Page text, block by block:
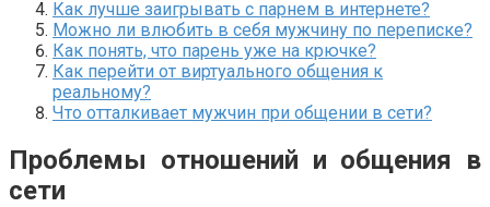
Как лучше заигрывать с парнем в интернете?
Можно ли влюбить в себя мужчину по переписке?
Как понять, что парень уже на крючке?
Как перейти от виртуального общения к
реальному?
Что отталкивает мужчин при общении в сети?
Проблемы отношений и общения в
сети